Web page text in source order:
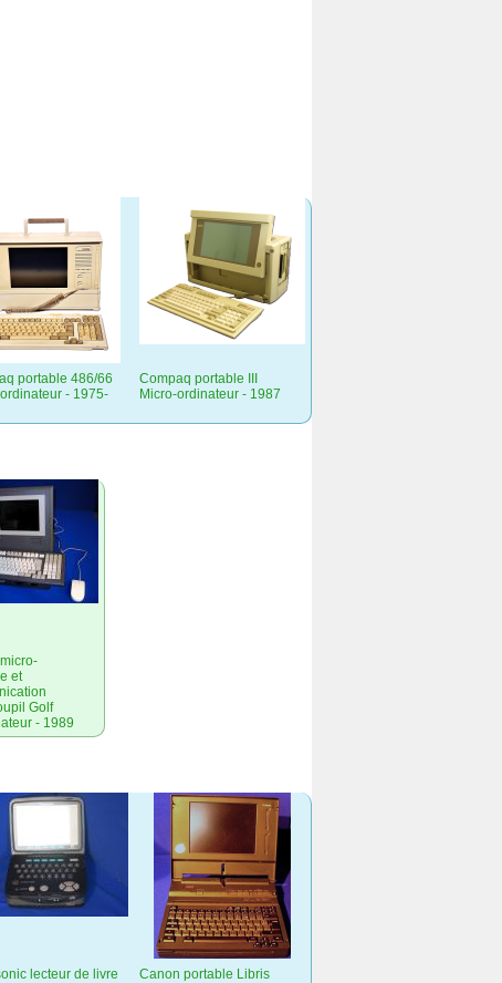
portable 486/66
- 1975-
Compaq portable III
Micro-ordinateur - 1987
et
Golf
- 1989
lecteur de livre
Canon portable Libris